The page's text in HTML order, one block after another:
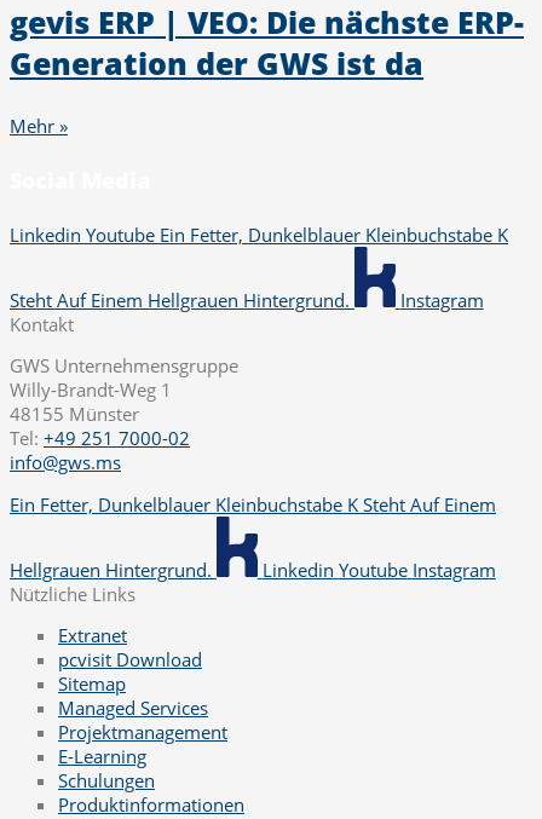
gevis ERP | VEO: Die nächste ERP-
Generation der GWS ist da
Mehr »
Linkedin Youtube Ein Fetter, Dunkelblauer Kleinbuchstabe K
Steht Auf Einem Hellgrauen Hintergrund.
Instagram
Kontakt
GWS Unternehmensgruppe
Willy-Brandt-Weg 1
48155 Münster
Tel: +49 251 7000-02
info@gws.ms
Ein Fetter, Dunkelblauer Kleinbuchstabe K Steht Auf Einem
Hellgrauen Hintergrund. Linkedin Youtube Instagram
Nützliche Links
Extranet
pcvisit Download
Sitemap
Managed Services
Projektmanagement
E-Learning
Schulungen
Produktinformationen